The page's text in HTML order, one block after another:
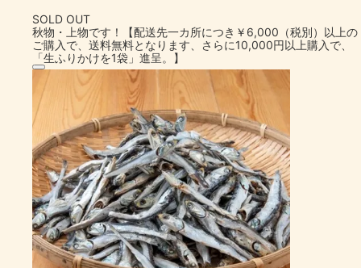
SOLD OUT
秋物・上物です！【配送先一カ所につき￥6,000（税別）以上の
ご購入で、送料無料となります、さらに10,000円以上購入で、
「生ふりかけを1袋」進呈。】